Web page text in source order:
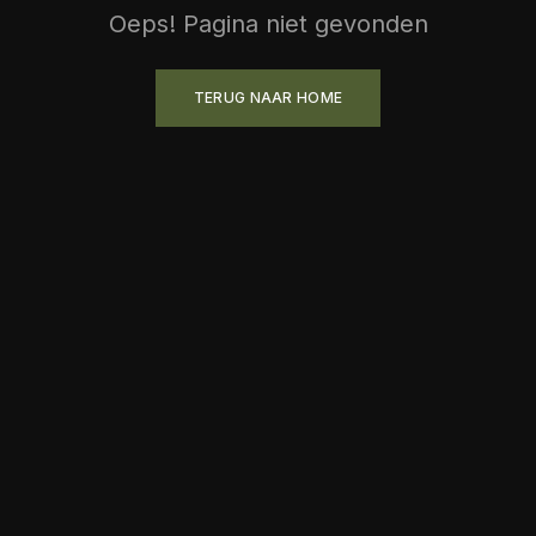
Oeps! Pagina niet gevonden
TERUG NAAR HOME